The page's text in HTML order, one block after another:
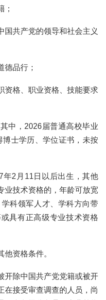
；
国共产党的领导和社会主义
德品行；
资格、职业资格、技能要求
中，2026届普通高校毕业
士学历、学位证书，未按
年2月11日以后出生，其他
业技术资格的，年龄可放宽
科领军人才、学科方向带
具有正高级专业技术资格
他资格条件。
开除中国共产党党籍或被开
在接受审查调查的人员，尚